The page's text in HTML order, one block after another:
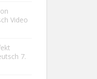
Video
7.